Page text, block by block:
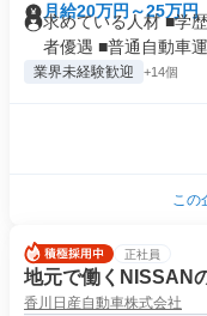
月給20万円～25万円
求めている人材 ■学
者優遇 ■普通自動車運
業界未経験歓迎 +14個
この
正社員
地元で働くNISSAN
香川日産自動車株式会社